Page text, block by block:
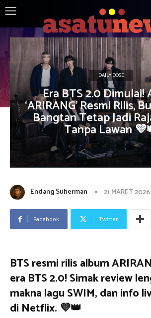
DAILY DOSE
Era BTS 2.0 Dimulai!
‘ARIRANG’ Resmi Rilis,
Bangtan Tetap Jadi
Tanpa Lawan
Endang Suherman 21 MARET 2026
Facebook Twitter
BTS resmi rilis album
era BTS 2.0! Simak review
makna lagu SWIM, dan info
di Netflix. 💜👑